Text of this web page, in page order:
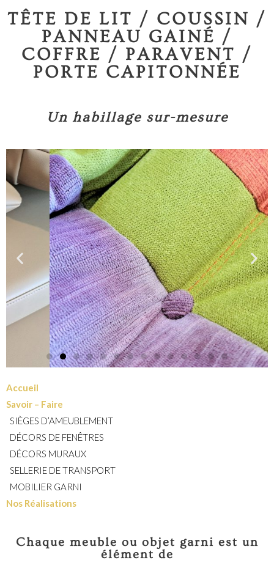
TÊTE DE LIT / COUSSIN /
PANNEAU GAINÉ /
COFFRE / PARAVENT /
PORTE CAPITONNÉE
Un habillage sur-mesure
Accueil
Savoir – Faire
SIÈGES D’AMEUBLEMENT
DÉCORS DE FENÊTRES
DÉCORS MURAUX
SELLERIE DE TRANSPORT
MOBILIER GARNI
Nos Réalisations
Chaque meuble ou objet garni est un
élément de